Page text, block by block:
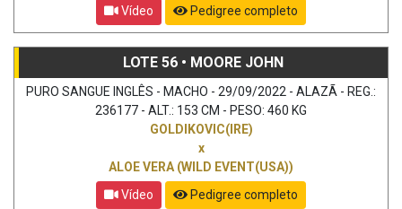
Vídeo
Pedigree completo
LOTE 56 • MOORE JOHN
PURO SANGUE INGLÊS - MACHO - 29/09/2022 - ALAZÃ - REG.:
236177 - ALT.: 153 CM - PESO: 460 KG
GOLDIKOVIC(IRE)
x
ALOE VERA (WILD EVENT(USA))
Vídeo
Pedigree completo